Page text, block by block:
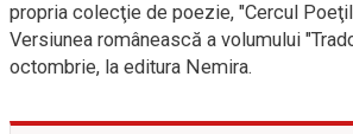
propria colecţie de poezie, "Cercul
Versiunea românească a volumului
octombrie, la editura Nemira.